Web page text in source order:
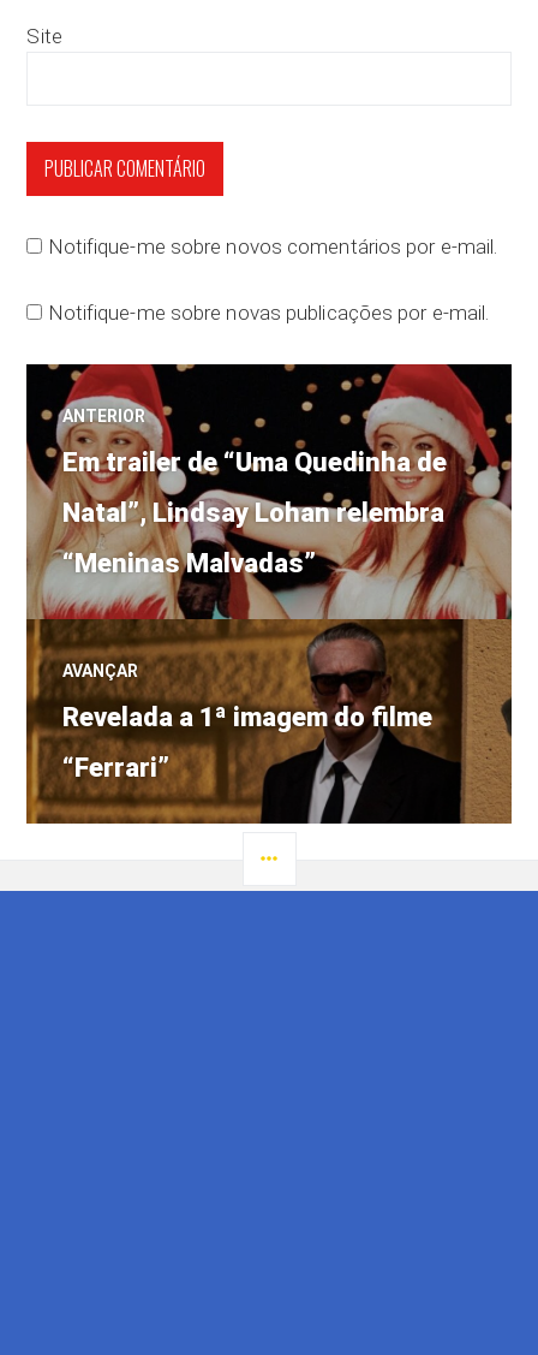
Site
Notifique-me sobre novos comentários por e-mail.
Notifique-me sobre novas publicações por e-mail.
Navegação
de
Post
ANTERIOR
Post
anterior:
Em trailer de “Uma Quedinha de
Natal”, Lindsay Lohan relembra
“Meninas Malvadas”
AVANÇAR
Próximo
post:
Revelada a 1ª imagem do filme
“Ferrari”